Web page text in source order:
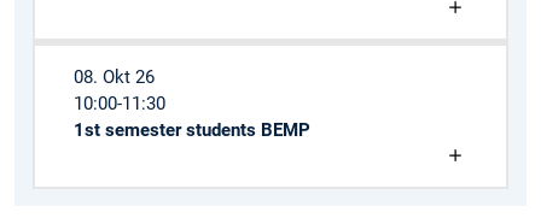
08. Okt 26
10:00-11:30
1st semester students BEMP